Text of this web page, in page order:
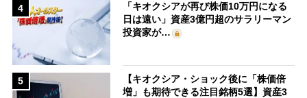
4
「キオクシアが再び株価10万円になる
日は遠い」資産3億円超のサラリーマン
投資家が…
5
【キオクシア・ショック後に「株価倍
増」も期待できる注目銘柄5選】資産3